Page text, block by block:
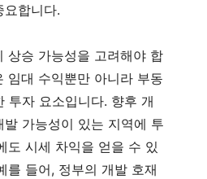
요합니다.
상승 가능성을 고려해야 합
임대 수익뿐만 아니라 부동
투자 요소입니다. 향후 개
가능성이 있는 지역에 투
도 시세 차익을 얻을 수 있
를 들어, 정부의 개발 호재